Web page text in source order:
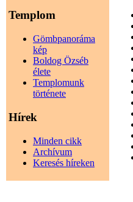
Templom
Gömbpanoráma
kép
Boldog Özséb
élete
Templomunk
története
Hírek
Minden cikk
Archívum
Keresés híreken